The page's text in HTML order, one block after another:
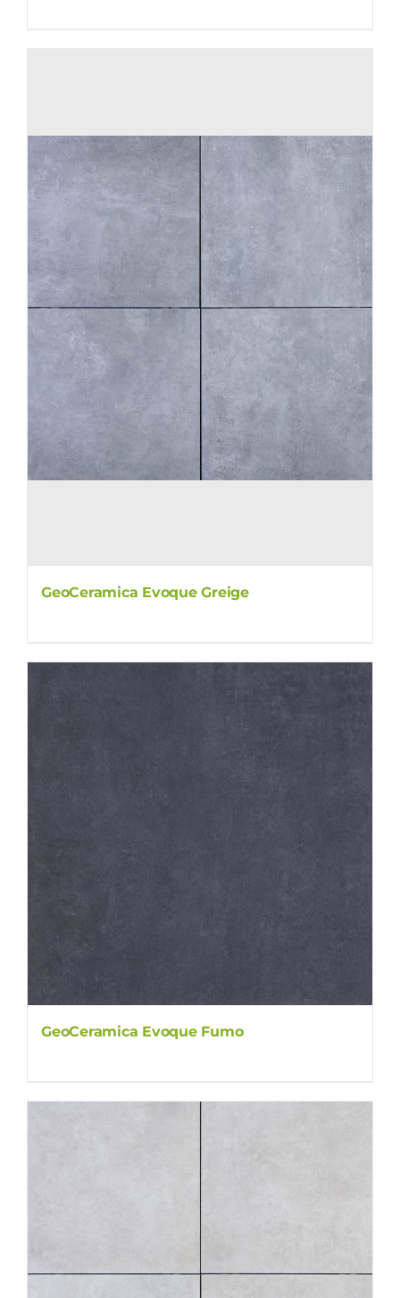
GeoCeramica Evoque Greige
GeoCeramica Evoque Fumo